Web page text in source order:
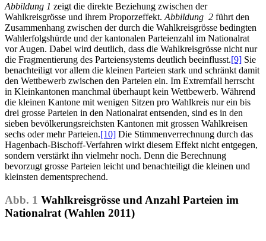
Abbildung 1 zeigt die direkte Beziehung zwischen der
Wahlkreisgrösse und ihrem Proporzeffekt. Abbildung 2 führt den
Zusammenhang zwischen der durch die Wahlkreisgrösse bedingten
Wahlerfolgshürde und der kantonalen Parteienzahl im Nationalrat
vor Augen. Dabei wird deutlich, dass die Wahlkreisgrösse nicht nur
die Fragmentierung des Parteiensystems deutlich beeinflusst.[9] Sie
benachteiligt vor allem die kleinen Parteien stark und schränkt damit
den Wettbewerb zwischen den Parteien ein. Im Extremfall herrscht
in Kleinkantonen manchmal überhaupt kein Wettbewerb. Während
die kleinen Kantone mit wenigen Sitzen pro Wahlkreis nur ein bis
drei grosse Parteien in den Nationalrat entsenden, sind es in den
sieben bevölkerungsreichsten Kantonen mit grossen Wahlkreisen
sechs oder mehr Parteien.[10] Die Stimmenverrechnung durch das
Hagenbach-Bischoff-Verfahren wirkt diesem Effekt nicht entgegen,
sondern verstärkt ihn vielmehr noch. Denn die Berechnung
bevorzugt grosse Parteien leicht und benachteiligt die kleinen und
kleinsten dementsprechend.
Abb. 1 Wahlkreisgrösse und Anzahl Parteien im
Nationalrat (Wahlen 2011)